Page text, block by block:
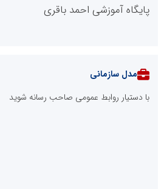
پایگاه آموزشی احمد باقری
مدل سازمانی
با دستیار روابط عمومی صاحب رسانه شوید